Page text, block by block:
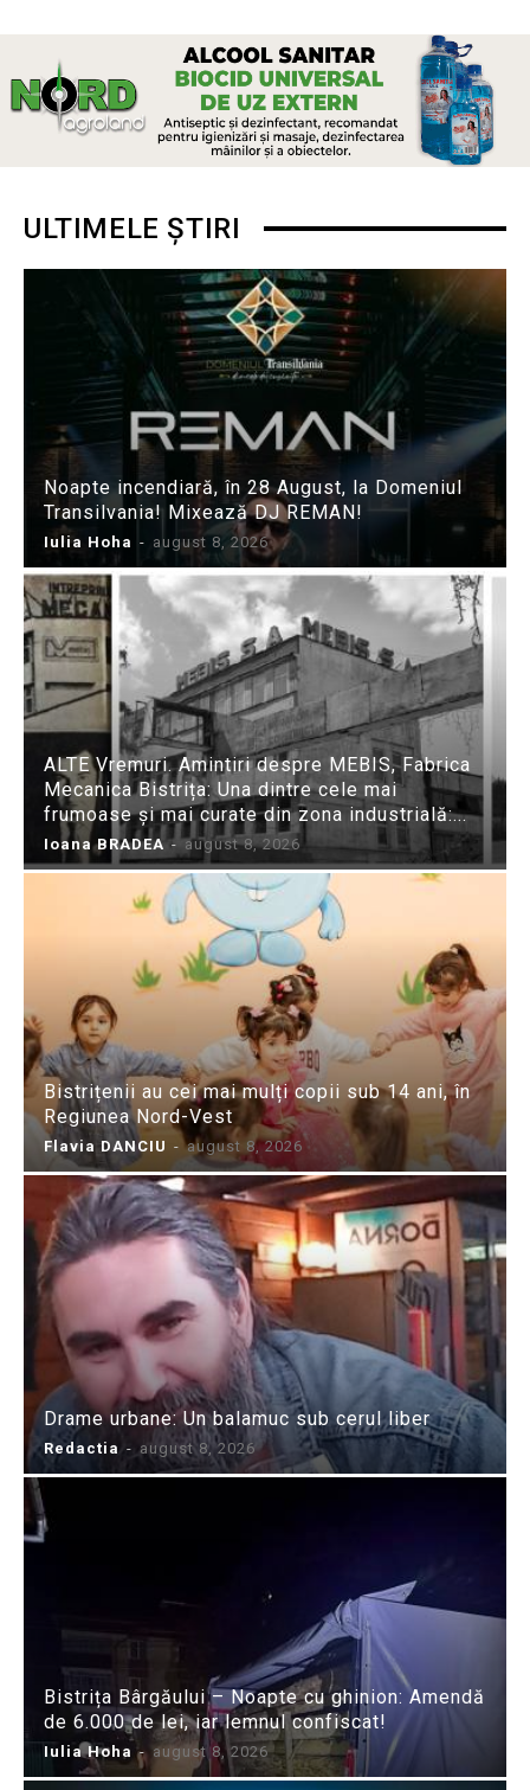
ULTIMELE ȘTIRI
Noapte incendiară, în 28 August, la Domeniul
Transilvania! Mixează DJ REMAN!
Iulia Hoha - august 8, 2026
ALTE Vremuri. Amintiri despre MEBIS, Fabrica
Mecanica Bistrița: Una dintre cele mai
frumoase și mai curate din zona industrială:...
Ioana BRADEA - august 8, 2026
Bistrițenii au cei mai mulți copii sub 14 ani, în
Regiunea Nord-Vest
Flavia DANCIU - august 8, 2026
Drame urbane: Un balamuc sub cerul liber
Redactia - august 8, 2026
Bistrița Bârgăului – Noapte cu ghinion: Amendă
de 6.000 de lei, iar lemnul confiscat!
Iulia Hoha - august 8, 2026